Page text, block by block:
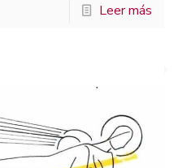
Leer más